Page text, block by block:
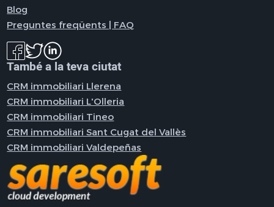
Blog
Preguntes freqüents | FAQ
També a la teva ciutat
CRM immobiliari Llerena
CRM immobiliari L'Olleria
CRM immobiliari Tineo
CRM immobiliari Sant Cugat del Vallès
CRM immobiliari Valdepeñas